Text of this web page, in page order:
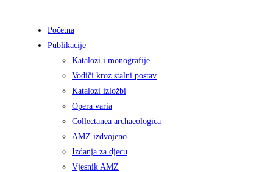
Početna
Publikacije
Katalozi i monografije
Vodiči kroz stalni postav
Katalozi izložbi
Opera varia
Collectanea archaeologica
AMZ izdvojeno
Izdanja za djecu
Vjesnik AMZ